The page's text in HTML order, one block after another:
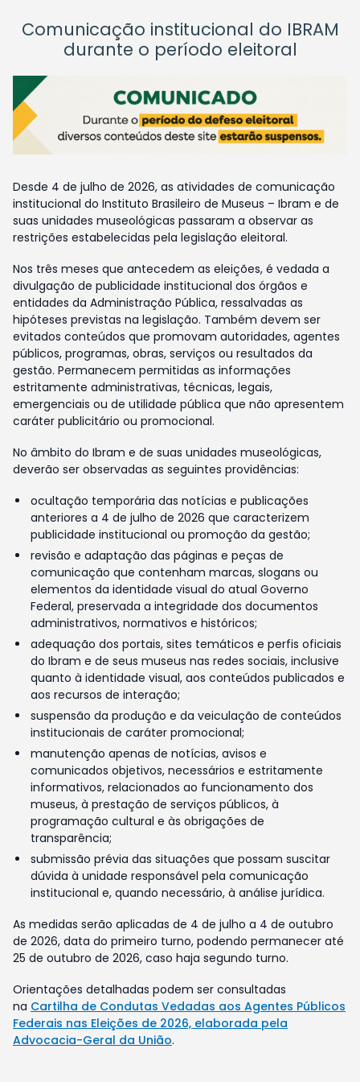
Comunicação institucional do IBRAM
durante o período eleitoral
Desde 4 de julho de 2026, as atividades de comunicação
institucional do Instituto Brasileiro de Museus – Ibram e de
suas unidades museológicas passaram a observar as
restrições estabelecidas pela legislação eleitoral.
Nos três meses que antecedem as eleições, é vedada a
divulgação de publicidade institucional dos órgãos e
entidades da Administração Pública, ressalvadas as
hipóteses previstas na legislação. Também devem ser
evitados conteúdos que promovam autoridades, agentes
públicos, programas, obras, serviços ou resultados da
gestão. Permanecem permitidas as informações
estritamente administrativas, técnicas, legais,
emergenciais ou de utilidade pública que não apresentem
caráter publicitário ou promocional.
No âmbito do Ibram e de suas unidades museológicas,
deverão ser observadas as seguintes providências:
ocultação temporária das notícias e publicações
anteriores a 4 de julho de 2026 que caracterizem
publicidade institucional ou promoção da gestão;
revisão e adaptação das páginas e peças de
comunicação que contenham marcas, slogans ou
elementos da identidade visual do atual Governo
Federal, preservada a integridade dos documentos
administrativos, normativos e históricos;
adequação dos portais, sites temáticos e perfis oficiais
do Ibram e de seus museus nas redes sociais, inclusive
quanto à identidade visual, aos conteúdos publicados e
aos recursos de interação;
suspensão da produção e da veiculação de conteúdos
institucionais de caráter promocional;
manutenção apenas de notícias, avisos e
comunicados objetivos, necessários e estritamente
informativos, relacionados ao funcionamento dos
museus, à prestação de serviços públicos, à
programação cultural e às obrigações de
transparência;
submissão prévia das situações que possam suscitar
dúvida à unidade responsável pela comunicação
institucional e, quando necessário, à análise jurídica.
As medidas serão aplicadas de 4 de julho a 4 de outubro
de 2026, data do primeiro turno, podendo permanecer até
25 de outubro de 2026, caso haja segundo turno.
Orientações detalhadas podem ser consultadas
na Cartilha de Condutas Vedadas aos Agentes Públicos
Federais nas Eleições de 2026, elaborada pela
Advocacia-Geral da União.